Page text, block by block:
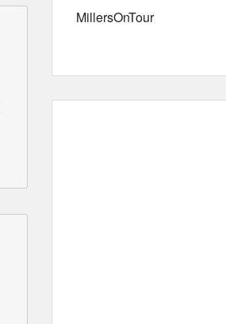
MillersOnTour